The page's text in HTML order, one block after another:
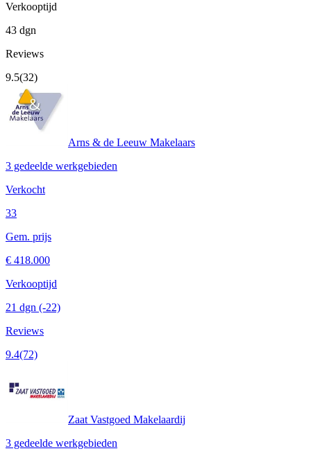
Verkooptijd
43 dgn
Reviews
9.5(32)
Arns & de Leeuw Makelaars
3 gedeelde werkgebieden
Verkocht
33
Gem. prijs
€ 418.000
Verkooptijd
21 dgn (-22)
Reviews
9.4(72)
Zaat Vastgoed Makelaardij
3 gedeelde werkgebieden